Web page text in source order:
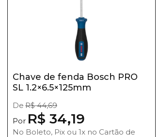
Chave de fenda Bosch PRO
SL 1.2×6.5×125mm
De R$ 44,69
Por R$ 34,19
No Boleto, Pix ou 1x no Cartão de